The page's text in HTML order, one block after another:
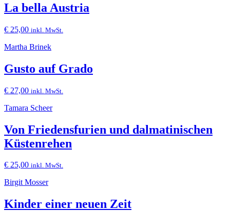
La bella Austria
€ 25,00 inkl. MwSt.
Martha Brinek
Gusto auf Grado
€ 27,00 inkl. MwSt.
Tamara Scheer
Von Friedensfurien und dalmatinischen
Küstenrehen
€ 25,00 inkl. MwSt.
Birgit Mosser
Kinder einer neuen Zeit